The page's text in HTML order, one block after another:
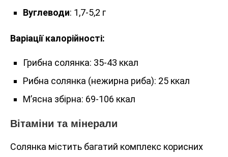
Вуглеводи: 1,7-5,2 г
Варіації калорійності:
Грибна солянка: 35-43 ккал
Рибна солянка (нежирна риба): 25 ккал
М’ясна збірна: 69-106 ккал
Вітаміни та мінерали
Солянка містить багатий комплекс корисних